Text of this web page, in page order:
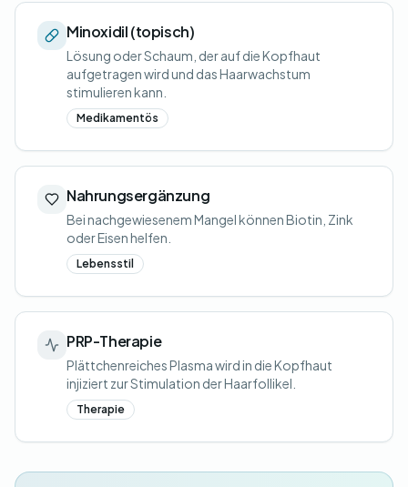
Minoxidil (topisch)
Lösung oder Schaum, der auf die Kopfhaut
aufgetragen wird und das Haarwachstum
stimulieren kann.
Medikamentös
Nahrungsergänzung
Bei nachgewiesenem Mangel können Biotin, Zink
oder Eisen helfen.
Lebensstil
PRP-Therapie
Plättchenreiches Plasma wird in die Kopfhaut
injiziert zur Stimulation der Haarfollikel.
Therapie